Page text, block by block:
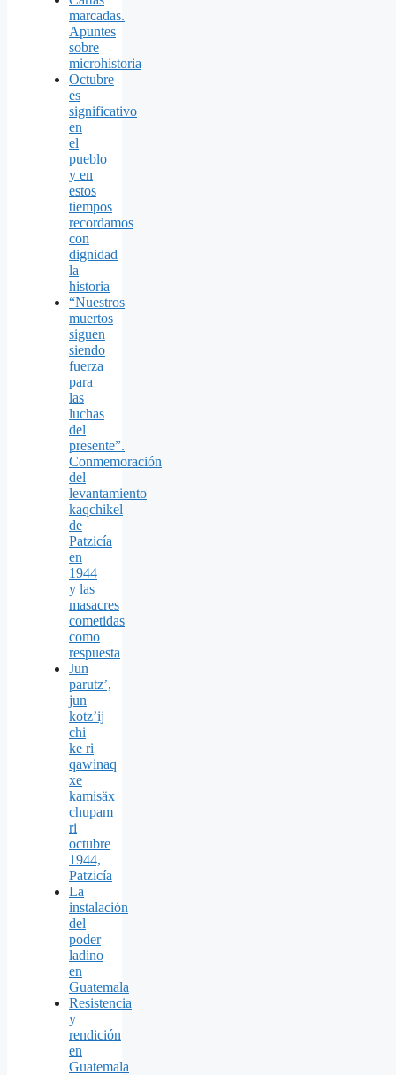
marcadas.
Apuntes
sobre
microhistoria
Octubre
es
significativo
en
el
pueblo
y en
estos
tiempos
recordamos
con
dignidad
la
historia
“Nuestros
muertos
siguen
siendo
fuerza
para
las
luchas
del
presente”.
Conmemoración
del
levantamiento
kaqchikel
de
Patzicía
en
1944
y las
masacres
cometidas
como
respuesta
Jun
parutz’,
jun
kotz’ij
chi
ke ri
qawinaq
xe
kamisäx
chupam
ri
octubre
1944,
Patzicía
La
instalación
del
poder
ladino
en
Guatemala
Resistencia
y
rendición
en
Guatemala